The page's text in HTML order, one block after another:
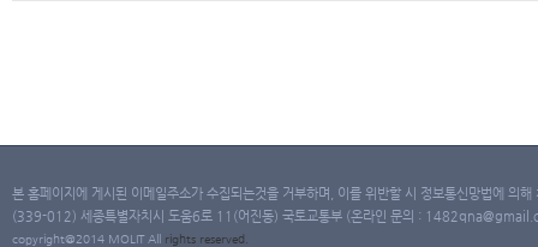
본 홈페이지에 게시된 이메일주소가 수집되는것을 거부하며, 이를 위반할 시 정보통신망법에 의
(339-012) 세종특별자치시 도움6로 11(어진동) 국토교통부 (온라인 문의 :
copyright@2014 MOLIT All rights reserved.